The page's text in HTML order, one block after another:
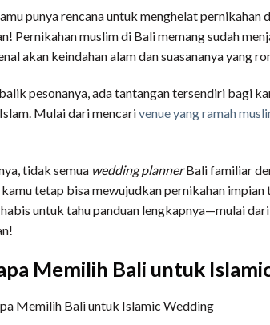
punya rencana untuk menghelat
Pernikahan muslim di Bali memang sudah
akan keindahan alam dan suasananya yang
pesonanya, ada tantangan tersendiri bagi
Mulai dari mencarivenue yang ramah
tidak semua wedding plannerBalifamiliar
tetap bisa mewujudkan pernikahan
untuk tahu panduan lengkapnya—mulai
Memilih Bali untuk